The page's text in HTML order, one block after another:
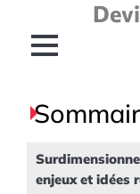
content
enjeux et idées